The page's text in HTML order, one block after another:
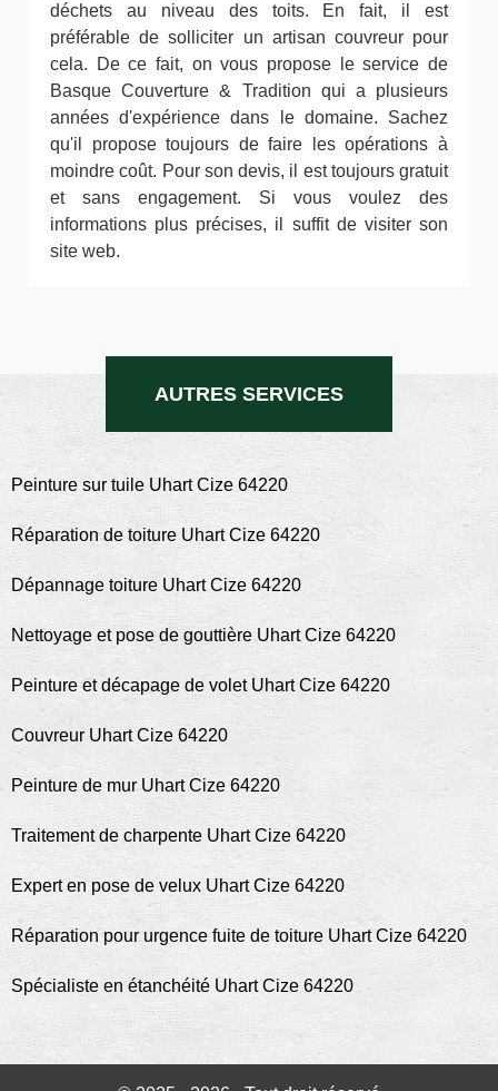
déchets au niveau des toits. En fait, il est
préférable de solliciter un artisan couvreur pour
cela. De ce fait, on vous propose le service de
Basque Couverture & Tradition qui a plusieurs
années d'expérience dans le domaine. Sachez
qu'il propose toujours de faire les opérations à
moindre coût. Pour son devis, il est toujours gratuit
et sans engagement. Si vous voulez des
informations plus précises, il suffit de visiter son
site web.
AUTRES SERVICES
Peinture sur tuile Uhart Cize 64220
Réparation de toiture Uhart Cize 64220
Dépannage toiture Uhart Cize 64220
Nettoyage et pose de gouttière Uhart Cize 64220
Peinture et décapage de volet Uhart Cize 64220
Couvreur Uhart Cize 64220
Peinture de mur Uhart Cize 64220
Traitement de charpente Uhart Cize 64220
Expert en pose de velux Uhart Cize 64220
Réparation pour urgence fuite de toiture Uhart Cize 64220
Spécialiste en étanchéité Uhart Cize 64220